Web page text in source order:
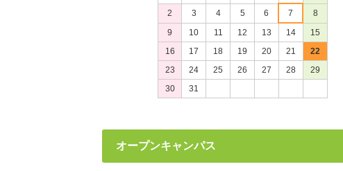
2
3 4 5 6 7
8
9
10 11 12 13 14
15
16
17 18 19 20 21
22
23
24 25 26 27 28
29
30
31
オープンキャンパス